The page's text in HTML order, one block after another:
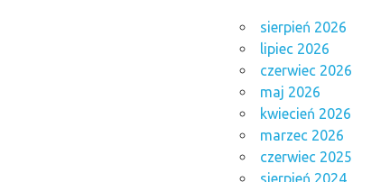
sierpień 2026
lipiec 2026
czerwiec 2026
maj 2026
kwiecień 2026
marzec 2026
czerwiec 2025
sierpień 2024